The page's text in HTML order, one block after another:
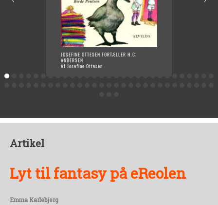
JOSEFINE OTTESEN FORTÆLLER H.C.
ANDERSEN
Af Josefine Ottesen
Artikel
Lyt til fantasy på eReolen
Emma Karlebjerg